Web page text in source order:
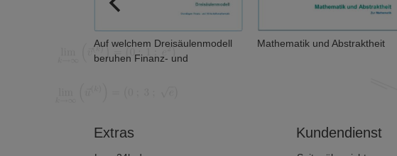
Auf welchem Dreisäulenmodell
beruhen Finanz- und
Mathematik und Abstraktheit
Extras Kundendienst